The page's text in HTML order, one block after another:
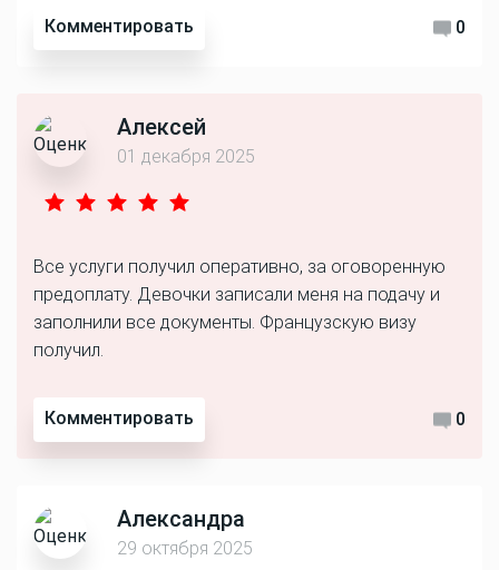
Комментировать 0
Алексей
01 декабря 2025
Все услуги получил оперативно, за оговоренную
предоплату. Девочки записали меня на подачу и
заполнили все документы. Французскую визу
получил.
Комментировать 0
Александра
29 октября 2025